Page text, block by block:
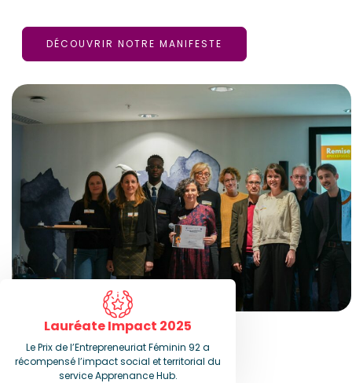
DÉCOUVRIR NOTRE MANIFESTE
Lauréate Impact 2025
Le Prix de l’Entrepreneuriat Féminin 92 a
récompensé l’impact social et territorial du
service Apprenance Hub.